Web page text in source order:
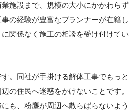
施設まで、規模の大小にかかわらず
の経験が豊富なプランナーが在籍し
関係なく施工の相談を受け付けてい
。同社が手掛ける解体工事でもっと
の住民へ迷惑をかけないことです。
も、粉塵が周辺へ散らばらないよう